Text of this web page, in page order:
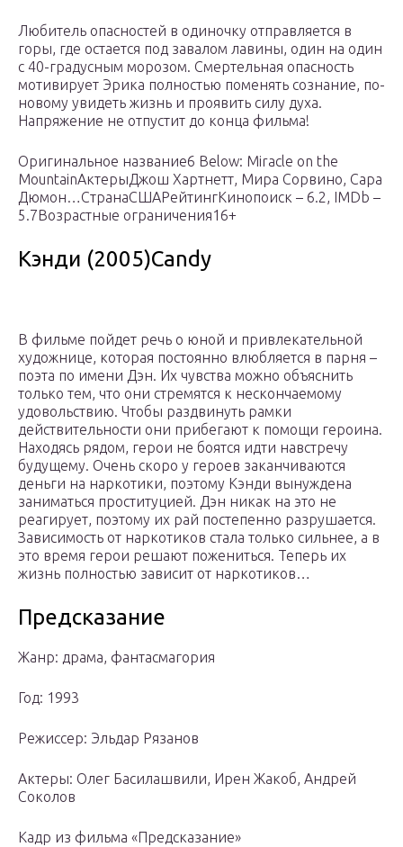
Любитель опасностей в одиночку отправляется в
горы, где остается под завалом лавины, один на один
с 40-градусным морозом. Смертельная опасность
мотивирует Эрика полностью поменять сознание, по-
новому увидеть жизнь и проявить силу духа.
Напряжение не отпустит до конца фильма!
Оригинальное название6 Below: Miracle on the
MountainАктерыДжош Хартнетт, Мира Сорвино, Сара
Дюмон…СтранаСШАРейтингКинопоиск – 6.2, IMDb –
5.7Возрастные ограничения16+
Кэнди (2005)Candy
В фильме пойдет речь о юной и привлекательной
художнице, которая постоянно влюбляется в парня –
поэта по имени Дэн. Их чувства можно объяснить
только тем, что они стремятся к нескончаемому
удовольствию. Чтобы раздвинуть рамки
действительности они прибегают к помощи героина.
Находясь рядом, герои не боятся идти навстречу
будущему. Очень скоро у героев заканчиваются
деньги на наркотики, поэтому Кэнди вынуждена
заниматься проституцией. Дэн никак на это не
реагирует, поэтому их рай постепенно разрушается.
Зависимость от наркотиков стала только сильнее, а в
это время герои решают пожениться. Теперь их
жизнь полностью зависит от наркотиков…
Предсказание
Жанр: драма, фантасмагория
Год: 1993
Режиссер: Эльдар Рязанов
Актеры: Олег Басилашвили, Ирен Жакоб, Андрей
Соколов
Кадр из фильма «Предсказание»